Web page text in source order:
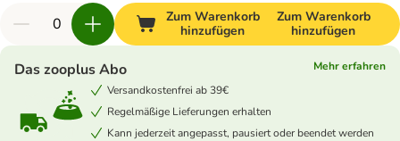
Zum Warenkorb
hinzufügen
Zum Warenkorb
hinzufügen
Das zooplus Abo
Mehr erfahren
Versandkostenfrei ab 39€
Regelmäßige Lieferungen erhalten
Kann jederzeit angepasst, pausiert oder beendet werden